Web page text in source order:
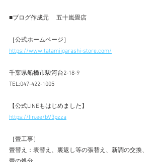
■ブログ作成元 　五十嵐畳店
［公式ホームページ］
https://www.tatamiigarashi-store.com/
千葉県船橋市駿河台2-18-9
TEL:047-422-1005
【公式LINEもはじめました】
https://lin.ee/bV3pzza
［畳工事］
畳替え：表替え、裏返し等の張替え、新調の交換、